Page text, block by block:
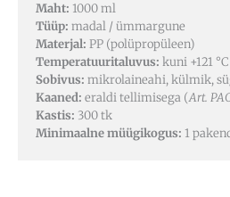
Maht: 1000 ml
Tüüp: madal / ümmargune
Materjal: PP (polüpropüleen)
Temperatuuritaluvus: kuni +121 °C
Sobivus: mikrolaineahi, külmik,
Kaaned: eraldi tellimisega (Art.
Kastis: 300 tk
Minimaalne müügikogus: 1